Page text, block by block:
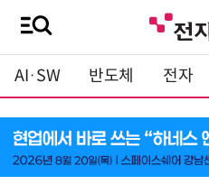
AI·SW 반도체 전자